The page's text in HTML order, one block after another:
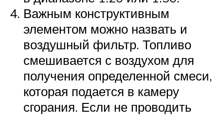
Важным конструктивным
элементом можно назвать и
воздушный фильтр. Топливо
смешивается с воздухом для
получения определенной смеси,
которая подается в камеру
сгорания. Если не проводить